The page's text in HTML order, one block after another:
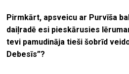
Pirmkārt, apsveicu ar Purvīša
daiļradē esi pieskārusies
tevi pamudināja tieši šobrīd
Debesīs”?